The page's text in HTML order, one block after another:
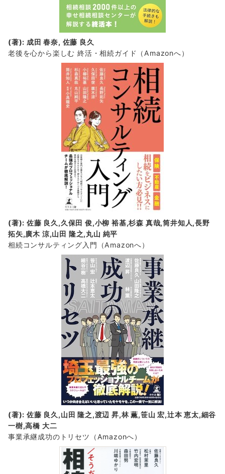
(著): 成田 春奈, 佐藤 良久
老後を心から楽しむ 終活・相続ガイド
（Amazonへ）
(著): 佐藤 良久,久保田 俊,小柳 裕基,杉森 真哉,筒井知人,長野
拓矢,廣木 涼,山田 隆之,丸山 純平
相続コンサルティング入門 （Amazonへ）
(著): 佐藤 良久,山田 隆之,渡辺 昇,林 薫,笹山 宏,辻本 恵太,細谷
一樹,高橋 大二
事業承継成功のトリセツ
（Amazonへ）